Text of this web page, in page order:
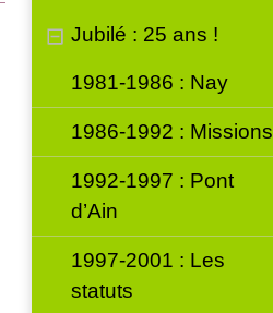
Jubilé : 25 ans !
1981-1986 : Nay
1986-1992 : Missions
1992-1997 : Pont
d’Ain
1997-2001 : Les
statuts